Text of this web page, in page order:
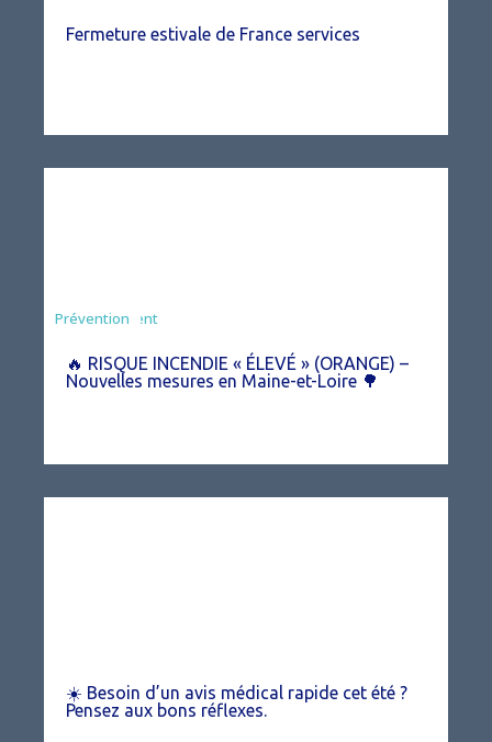
Fermeture estivale de France services
Agriculture
Arrêté
Environnement
Prévention
🔥 RISQUE INCENDIE « ÉLEVÉ » (ORANGE) –
Nouvelles mesures en Maine-et-Loire 🌳
☀️ Besoin d’un avis médical rapide cet été ?
Pensez aux bons réflexes.